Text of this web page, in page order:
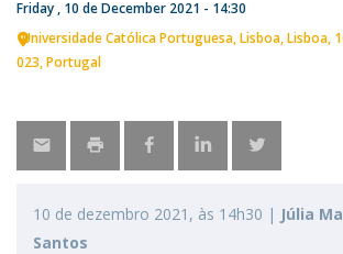
Friday , 10 de December 2021 - 14:30
Universidade Católica Portuguesa Lisboa Lisboa
023 Portugal
10 de dezembro 2021, às 14h30 | Júlia
Santos